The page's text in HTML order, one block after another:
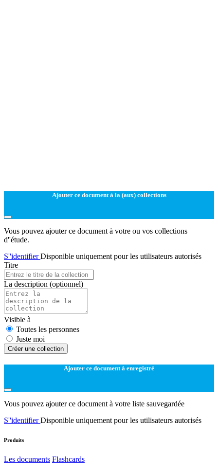
Ajouter ce document à la (aux) collections
Vous pouvez ajouter ce document à votre ou vos collections
d''étude.
S''identifierDisponible uniquement pour les utilisateurs autorisés
Titre
La description (optionnel)
Visible à
Toutes les personnes
Juste moi
Créer une collection
Ajouter ce document à enregistré
Vous pouvez ajouter ce document à votre liste sauvegardée
S''identifierDisponible uniquement pour les utilisateurs autorisés
Produits
Les documents Flashcards